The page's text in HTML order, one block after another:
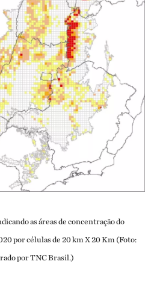
as áreas de concentração do
por células de 20 km X 20 Km (Foto:
por TNC Brasil.)